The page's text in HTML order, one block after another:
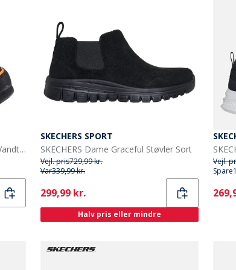
SKECHERS Drenge Storm Blazer Vandtæt Dobbelt Rem Lysende Sneakers Koksgrå Sort
SKECHERS SPORT
SKECHERS Dame Graceful Støvler Sort
Vejl. pris729,99 kr.
Var339,99 kr.
Current
299,99 kr.
Halv pris eller mindre
Vejl.
Spare